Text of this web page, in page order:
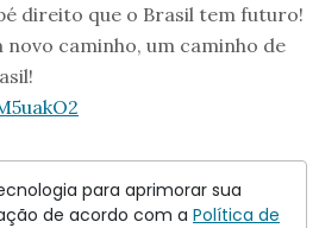
direito que o Brasil tem futuro!
novo caminho, um caminho de
para aprimorar sua
de acordo com a Política de